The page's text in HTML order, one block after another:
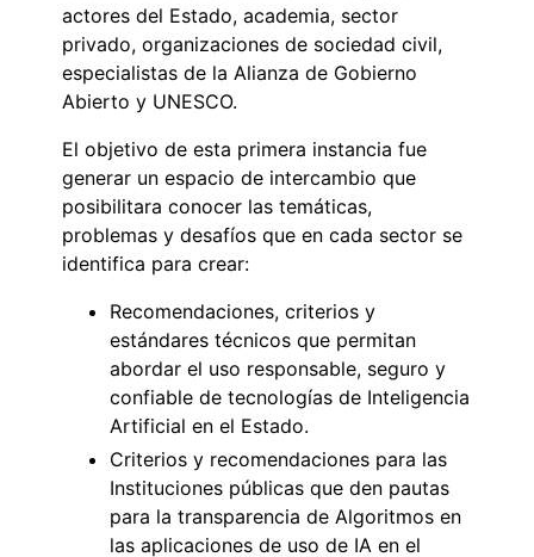
actores del Estado, academia, sector
privado, organizaciones de sociedad civil,
especialistas de la Alianza de Gobierno
Abierto y UNESCO.
El objetivo de esta primera instancia fue
generar un espacio de intercambio que
posibilitara conocer las temáticas,
problemas y desafíos que en cada sector se
identifica para crear:
Recomendaciones, criterios y
estándares técnicos que permitan
abordar el uso responsable, seguro y
confiable de tecnologías de Inteligencia
Artificial en el Estado.
Criterios y recomendaciones para las
Instituciones públicas que den pautas
para la transparencia de Algoritmos en
las aplicaciones de uso de IA en el